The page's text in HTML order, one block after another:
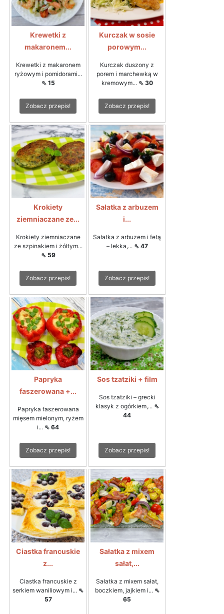
Krewetki z
makaronem...
Krewetki z makaronem
ryżowym i pomidorami...
⇖ 15
Zobacz przepis!
Kurczak w sosie
porowym...
Kurczak duszony z
porem i marchewką w
kremowym... ⇖ 30
Zobacz przepis!
Krokiety
ziemniaczane ze...
Krokiety ziemniaczane
ze szpinakiem i żółtym...
⇖ 59
Zobacz przepis!
Sałatka z arbuzem
i...
Sałatka z arbuzem i fetą
– lekka,... ⇖ 47
Zobacz przepis!
Papryka
faszerowana +...
Papryka faszerowana
mięsem mielonym, ryżem
i... ⇖ 64
Zobacz przepis!
Sos tzatziki + film
Sos tzatziki – grecki
klasyk z ogórkiem,... ⇖
44
Zobacz przepis!
Ciastka francuskie
z...
Ciastka francuskie z
serkiem waniliowym i... ⇖
57
Sałatka z mixem
sałat,...
Sałatka z mixem sałat,
boczkiem, jajkiem i... ⇖
65